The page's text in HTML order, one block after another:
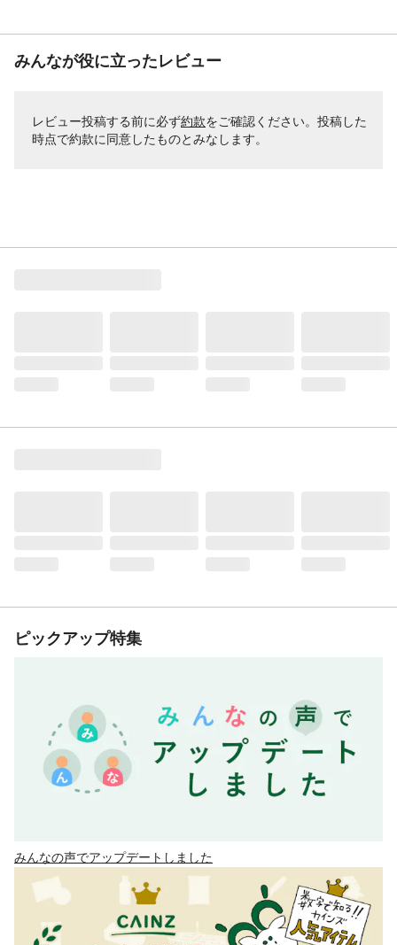
みんなが役に立ったレビュー
レビュー投稿する前に必ず約款をご確認ください。投稿した
時点で約款に同意したものとみなします。
ピックアップ特集
みんなの声でアップデートしました